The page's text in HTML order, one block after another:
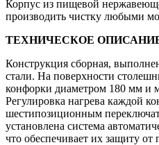
Корпус из пищевой
производить чистку любыми
ТЕХНИЧЕСКОЕ
Конструкция сборная,
стали. На поверхности
конфорки диаметром 180 мм и
Регулировка нагрева каждой
шестипозиционным
установлена система
что обеспечивает их защиту от